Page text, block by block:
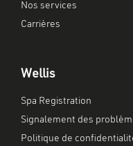
Nos services
Carrières
Wellis
Spa Registration
Signalement des
Politique de